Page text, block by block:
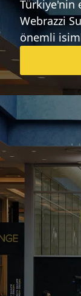
Sıradaki
Kimola:
sosyal ağ
Lansman